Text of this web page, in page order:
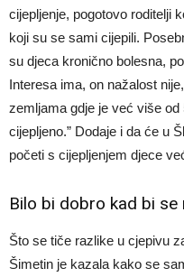
cijepljenje, pogotovo roditelji
koji su se sami cijepili.
su djeca kronično bolesna,
Interesa ima, on nažalost
zemljama gdje je već više
cijepljeno.” Dodaje i da će u
početi s cijepljenjem djece
Bilo bi dobro kad bi
Što se tiče razlike u cjepivu
Šimetin je kazala kako se